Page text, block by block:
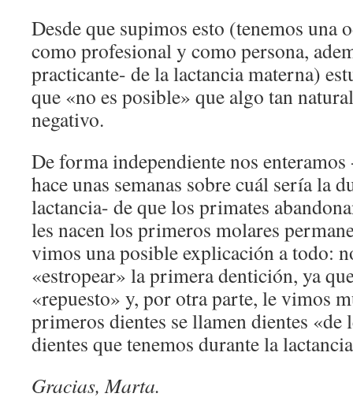
Desde que supimos esto (tenemos una
como profesional y como persona,
practicante- de la lactancia materna)
que «no es posible» que algo tan
negativo.
De forma independiente nos
hace unas semanas sobre cuál sería la
lactancia- de que los primates
les nacen los primeros molares
vimos una posible explicación a todo:
«estropear» la primera dentición, ya
«repuesto» y, por otra parte, le vimos
primeros dientes se llamen dientes «de
dientes que tenemos durante la
Gracias, Marta.